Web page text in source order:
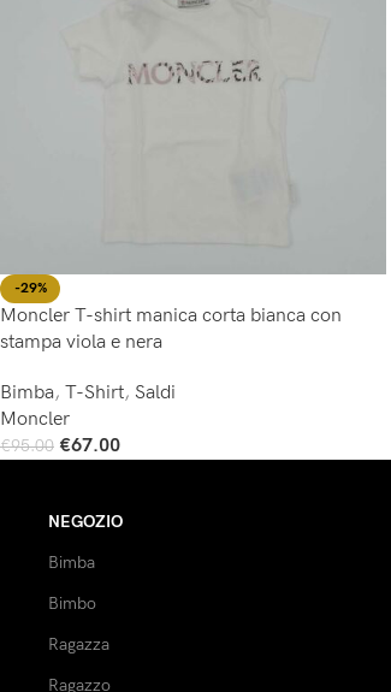
-29%
Moncler T-shirt manica corta bianca con
stampa viola e nera
Bimba, T-Shirt, Saldi
Moncler
€95.00 €67.00
NEGOZIO
Bimba
Bimbo
Ragazza
Ragazzo